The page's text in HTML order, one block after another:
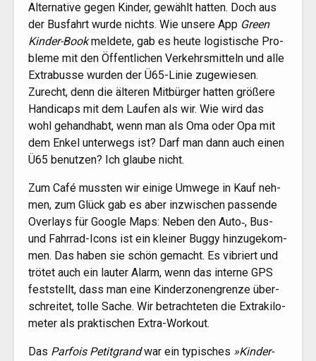
Alter­na­ti­ve gegen Kin­der, gewählt hat­ten. Doch aus
der Bus­fahrt wur­de nichts. Wie unse­re App Green
Kin­der-Bookmel­de­te, gab es heu­te logis­ti­sche Pro­
ble­me mit den Öffent­li­chen Ver­kehrs­mit­teln und alle
Extra­bus­se wur­den der Ü65-Linie zuge­wie­sen.
Zurecht, denn die älte­ren Mit­bür­ger hat­ten grö­ße­re
Han­di­caps mit dem Lau­fen als wir. Wie wird das
wohl gehand­habt, wenn man als Oma oder Opa mit
dem Enkel unter­wegs ist? Darf man dann auch einen
Ü65 benut­zen? Ich glau­be nicht.
Zum Café muss­ten wir eini­ge Umwe­ge in Kauf neh­
men, zum Glück gab es aber inzwi­schen pas­sen­de
Over­lays für Goog­le Maps: Neben den Auto‑, Bus-
und Fahr­rad-Icons ist ein klei­ner Bug­gy hin­zu­ge­kom­
men. Das haben sie schön gemacht. Es vibriert und
trö­tet auch ein lau­ter Alarm, wenn das inter­ne GPS
fest­stellt, dass man eine Kin­der­zo­nen­gren­ze über­
schrei­tet, tol­le Sache. Wir betrach­te­ten die Extra­ki­lo­
me­ter als prak­ti­schen Extra-Workout.
Das Par­fois Petit­grandwar ein typi­sches »Kin­der-